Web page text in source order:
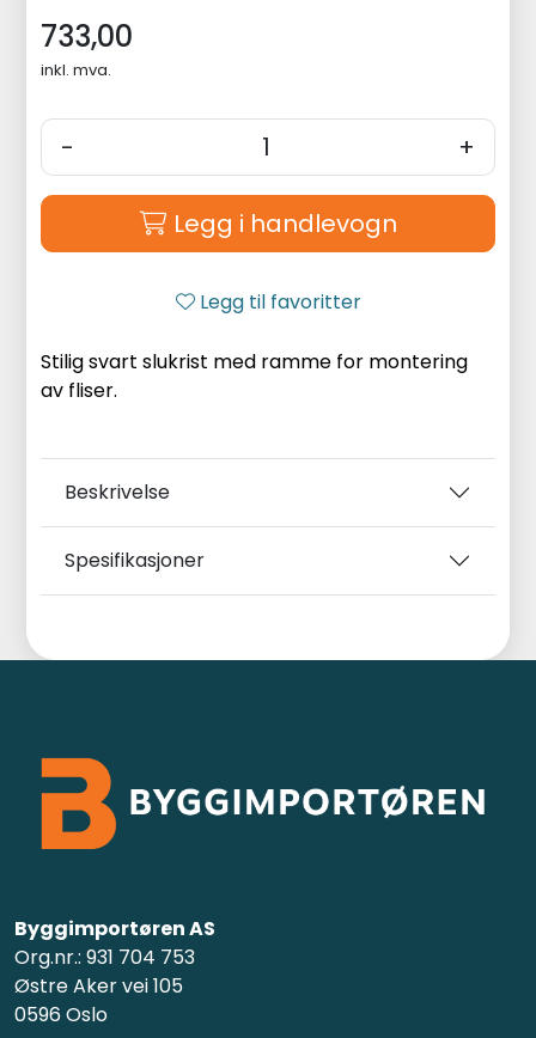
733,00
inkl. mva.
- +
Legg i handlevogn
Legg til favoritter
Stilig svart slukrist med ramme for montering
av fliser.
Beskrivelse
Spesifikasjoner
Byggimportøren AS
Org.nr.: 931 704 753
Østre Aker vei 105
0596 Oslo